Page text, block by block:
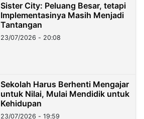
Sister City: Peluang Besar, tetapi
Implementasinya Masih Menjadi
Tantangan
23/07/2026 - 20:08
Sekolah Harus Berhenti Mengajar
untuk Nilai, Mulai Mendidik untuk
Kehidupan
23/07/2026 - 19:59